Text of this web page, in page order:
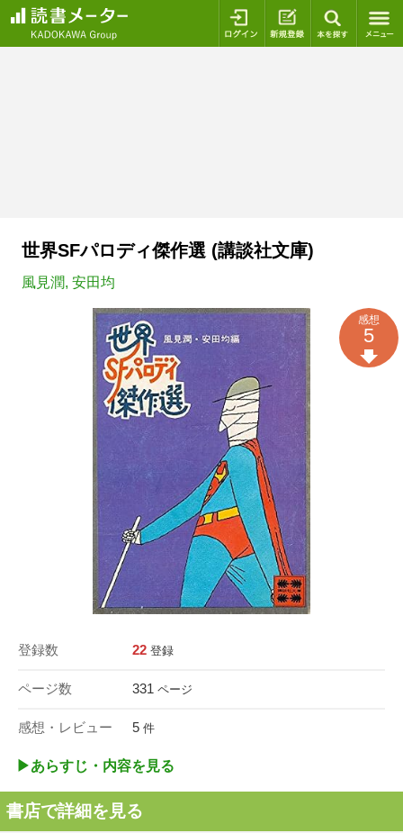
ログイン 新規登録
世界SFパロディ傑作選 (講談社文庫)
風見潤, 安田均
登録数 22 登録
ページ数 331 ページ
感想・レビュー 5 件
感想
5
▶︎あらすじ・内容を見る
書店で詳細を見る